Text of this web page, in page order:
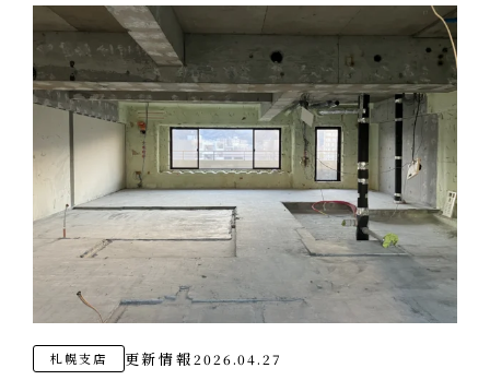
札幌支店 更新情報2026.04.27